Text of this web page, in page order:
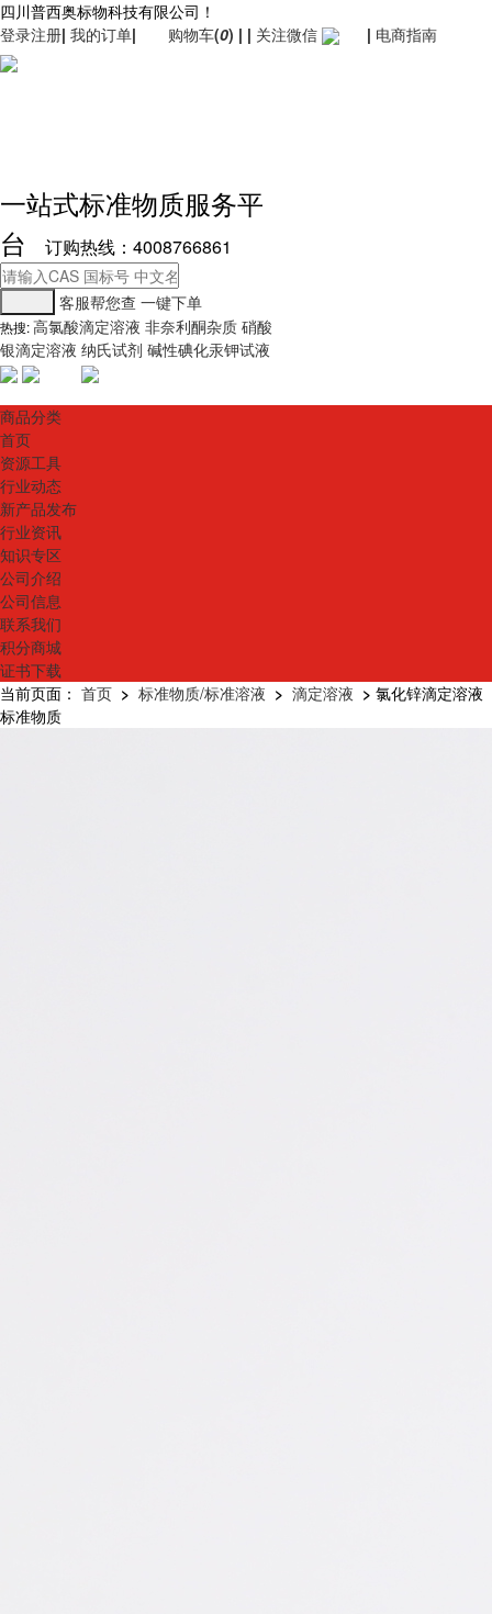
四川普西奥标物科技有限公司！
登录注册| 我的订单| 购物车(0) | | 关注微信 | 电商指南
一站式标准物质服务平
台
订购热线：4008766861
客服帮您查 一键下单
热搜:高氯酸滴定溶液 非奈利酮杂质 硝酸
银滴定溶液 纳氏试剂 碱性碘化汞钾试液
商品分类
首页
资源工具
行业动态
新产品发布
行业资讯
知识专区
公司介绍
公司信息
联系我们
积分商城
证书下载
当前页面： 首页 > 标准物质/标准溶液 > 滴定溶液 > 氯化锌滴定溶液
标准物质